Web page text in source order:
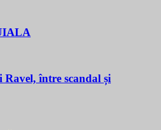
între scandal și